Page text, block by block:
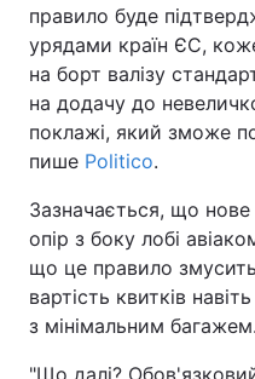
Спорт
Техно і зв'язок
Зброя
Цікавинки
Екологія
правило буде
урядами країн ЄС,
на борт валізу
на додачу до
поклажі, який зможе
пише Politico.
Зазначається, що
опір з боку лобі
що це правило
вартість квитків
з мінімальним багажем.
"Що далі?